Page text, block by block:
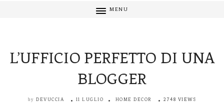
MENU
L’UFFICIO PERFETTO DI UNA
BLOGGER
by DEVUCCIA 11 LUGLIO HOME DECOR 2748 VIEWS